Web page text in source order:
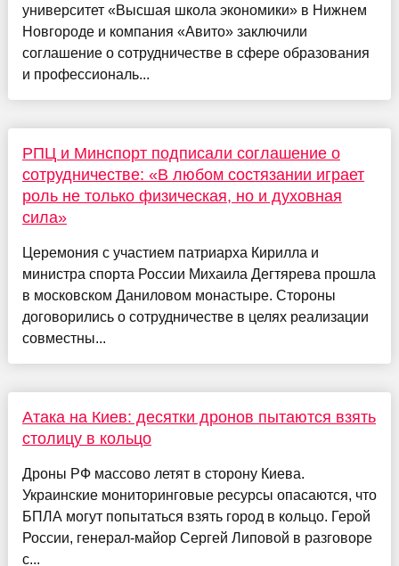
университет «Высшая школа экономики» в Нижнем
Новгороде и компания «Авито» заключили
соглашение о сотрудничестве в сфере образования
и профессиональ...
РПЦ и Минспорт подписали соглашение о
сотрудничестве: «В любом состязании играет
роль не только физическая, но и духовная
сила»
Церемония с участием патриарха Кирилла и
министра спорта России Михаила Дегтярева прошла
в московском Даниловом монастыре. Стороны
договорились о сотрудничестве в целях реализации
совместны...
Атака на Киев: десятки дронов пытаются взять
столицу в кольцо
Дроны РФ массово летят в сторону Киева.
Украинские мониторинговые ресурсы опасаются, что
БПЛА могут попытаться взять город в кольцо. Герой
России, генерал-майор Сергей Липовой в разговоре
с...